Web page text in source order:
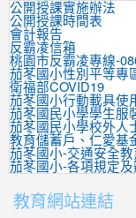
公開授課實施辦法
公開授課時間表
會計報告
反霸凌信箱
桃園市反霸凌專線-
茄苳國小性別平等專
衛福部COVID19
茄苳國小行動載具使
茄苳國民小學學生服
茄苳國民小學校外人
教育儲蓄戶、仁愛基
茄苳國小-交通安全教
茄苳國小-各項規定及
教育網站連結